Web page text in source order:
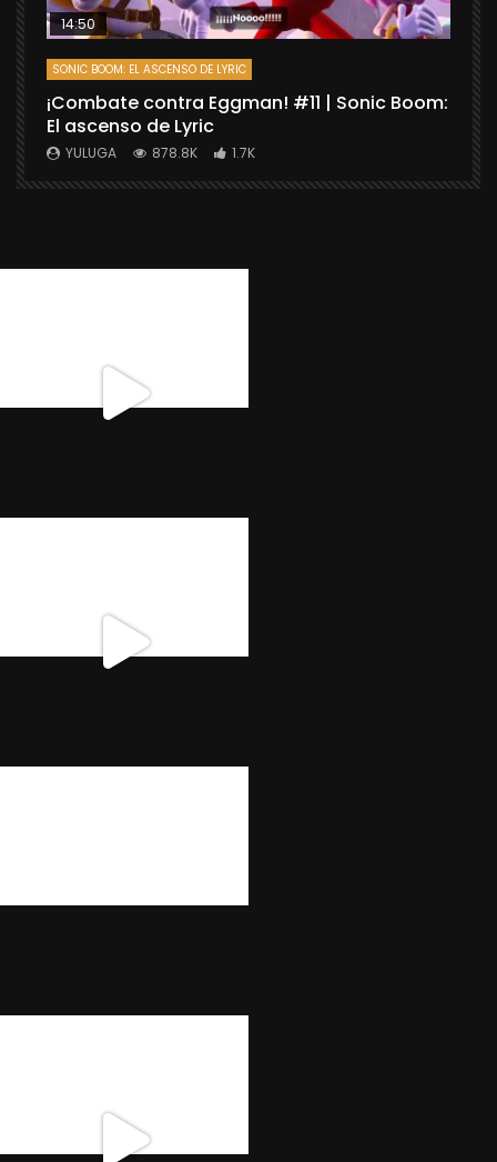
14:50
SONIC BOOM: EL ASCENSO DE LYRIC
¡Combate contra Eggman! #11 | Sonic Boom:
El ascenso de Lyric
YULUGA 878.8K 1.7K